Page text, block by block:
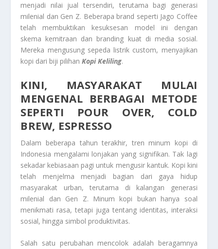
menjadi nilai jual tersendiri, terutama bagi generasi
milenial dan Gen Z. Beberapa brand seperti Jago Coffee
telah membuktikan kesuksesan model ini dengan
skema kemitraan dan branding kuat di media sosial.
Mereka mengusung sepeda listrik custom, menyajikan
kopi dari biji pilihan Kopi Keliling.
KINI, MASYARAKAT MULAI
MENGENAL BERBAGAI METODE
SEPERTI POUR OVER, COLD
BREW, ESPRESSO
Dalam beberapa tahun terakhir, tren minum kopi di
Indonesia mengalami lonjakan yang signifikan. Tak lagi
sekadar kebiasaan pagi untuk mengusir kantuk. Kopi kini
telah menjelma menjadi bagian dari gaya hidup
masyarakat urban, terutama di kalangan generasi
milenial dan Gen Z. Minum kopi bukan hanya soal
menikmati rasa, tetapi juga tentang identitas, interaksi
sosial, hingga simbol produktivitas.
Salah satu perubahan mencolok adalah beragamnya